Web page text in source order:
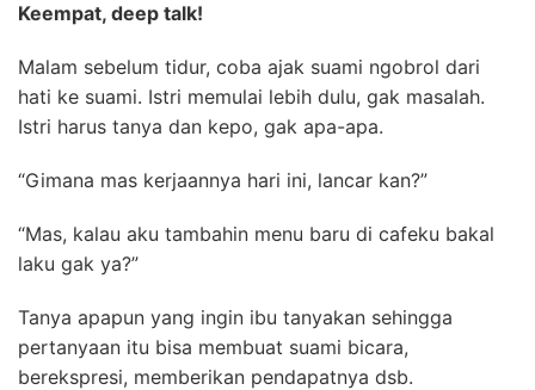
Keempat, deep talk!
Malam sebelum tidur, coba ajak suami ngobrol dari
hati ke suami. Istri memulai lebih dulu, gak masalah.
Istri harus tanya dan kepo, gak apa-apa.
“Gimana mas kerjaannya hari ini, lancar kan?”
“Mas, kalau aku tambahin menu baru di cafeku bakal
laku gak ya?”
Tanya apapun yang ingin ibu tanyakan sehingga
pertanyaan itu bisa membuat suami bicara,
berekspresi, memberikan pendapatnya dsb.